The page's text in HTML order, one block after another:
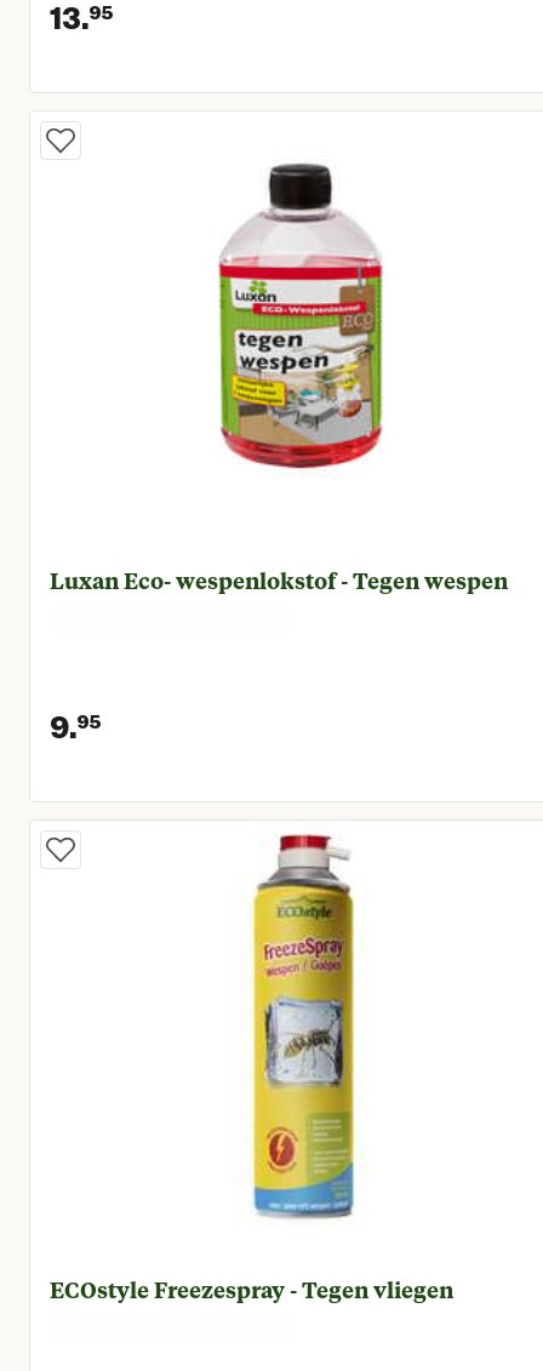
13.95
Huidige prijs € 13,95
Luxan Eco- wespenlokstof - Tegen wespen
9.95
Huidige prijs € 9,95
ECOstyle Freezespray - Tegen vliegen